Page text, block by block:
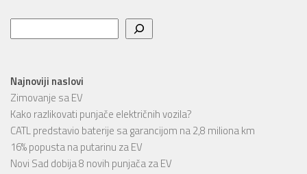
Najnoviji naslovi
Zimovanje sa EV
Kako razlikovati punjače električnih vozila?
CATL predstavio baterije sa garancijom na 2,8 miliona km
16% popusta na putarinu za EV
Novi Sad dobija 8 novih punjača za EV